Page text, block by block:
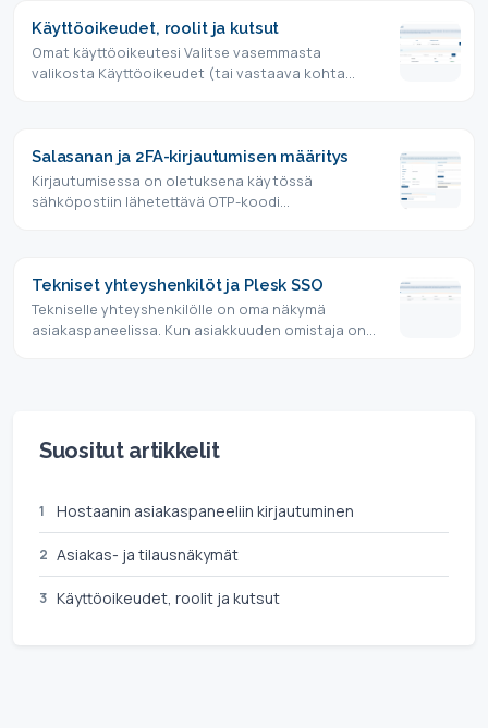
Käyttöoikeudet, roolit ja kutsut
Omat käyttöoikeutesi Valitse vasemmasta
valikosta Käyttöoikeudet (tai vastaava kohta
Salasanan ja 2FA-kirjautumisen määritys
Kirjautumisessa on oletuksena käytössä
sähköpostiin lähetettävä OTP-koodi
Tekniset yhteyshenkilöt ja Plesk SSO
Tekniselle yhteyshenkilölle on oma näkymä
asiakaspaneelissa. Kun asiakkuuden omistaja on
Suositut artikkelit
1 Hostaanin asiakaspaneeliin kirjautuminen
2 Asiakas- ja tilausnäkymät
3 Käyttöoikeudet, roolit ja kutsut